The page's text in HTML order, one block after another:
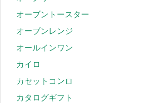
オーブントースター
オーブンレンジ
オールインワン
カイロ
カセットコンロ
カタログギフト